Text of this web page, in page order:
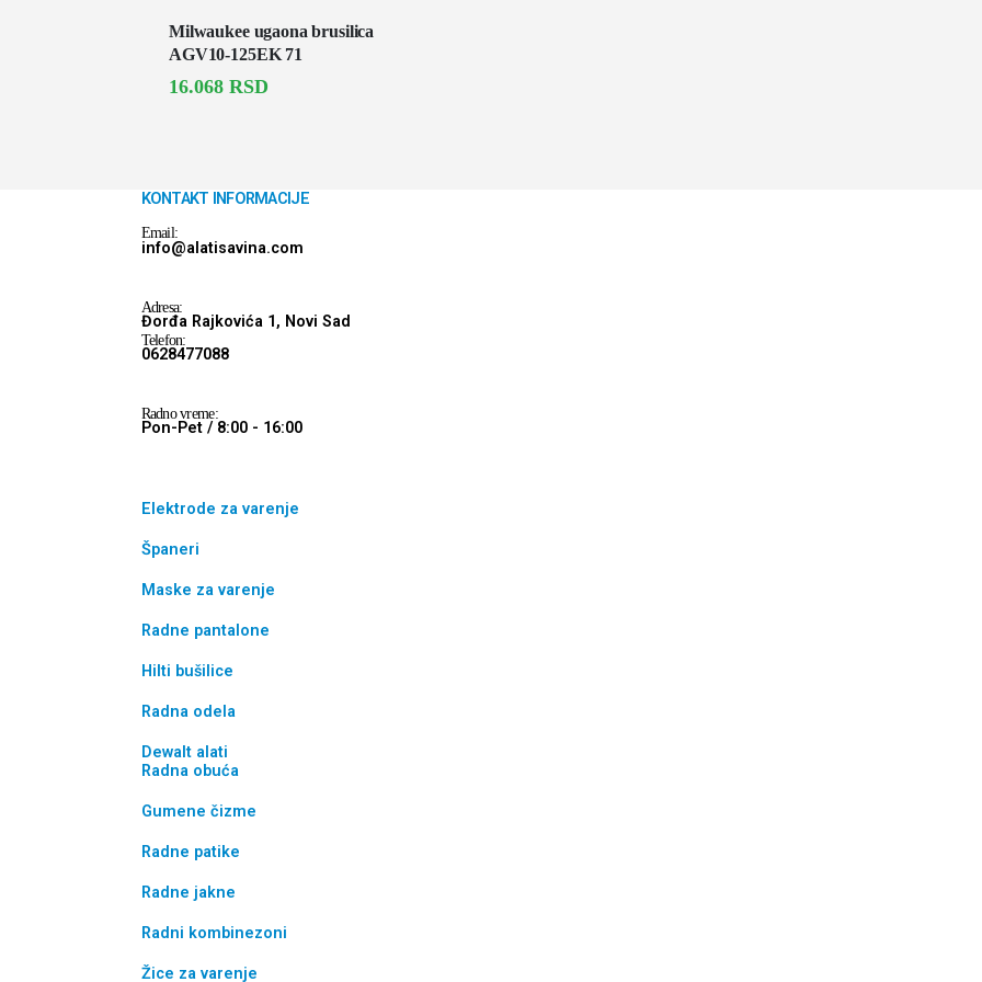
Milwaukee ugaona brusilica
AGV10-125EK 71
16.068 RSD
KONTAKT INFORMACIJE
Email:
info@alatisavina.com
Adresa:
Đorđa Rajkovića 1, Novi Sad
Telefon:
0628477088
Radno vreme:
Pon-Pet / 8:00 - 16:00
Elektrode za varenje
Španeri
Maske za varenje
Radne pantalone
Hilti bušilice
Radna odela
Dewalt alati
Radna obuća
Gumene čizme
Radne patike
Radne jakne
Radni kombinezoni
Žice za varenje